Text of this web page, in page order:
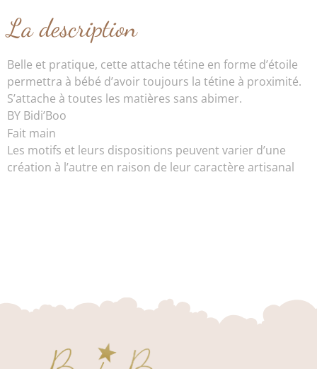
La description
Belle et pratique, cette attache tétine en forme d’étoile
permettra à bébé d’avoir toujours la tétine à proximité.
S’attache à toutes les matières sans abimer.
BY Bidi’Boo
Fait main
Les motifs et leurs dispositions peuvent varier d’une
création à l’autre en raison de leur caractère artisanal